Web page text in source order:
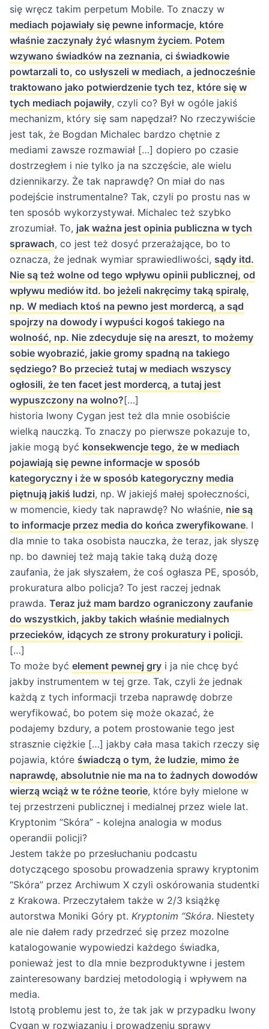
się wręcz takim perpetum Mobile. To znaczy w
mediach pojawiały się pewne informacje, które
właśnie zaczynały żyć własnym życiem. Potem
wzywano świadków na zeznania, ci świadkowie
powtarzali to, co usłyszeli w mediach, a jednocześnie
traktowano jako potwierdzenie tych tez, które się w
tych mediach pojawiły, czyli co? Był w ogóle jakiś
mechanizm, który się sam napędzał? No rzeczywiście
jest tak, że Bogdan Michalec bardzo chętnie z
mediami zawsze rozmawiał […] dopiero po czasie
dostrzegłem i nie tylko ja na szczęście, ale wielu
dziennikarzy. Że tak naprawdę? On miał do nas
podejście instrumentalne? Tak, czyli po prostu nas w
ten sposób wykorzystywał. Michalec też szybko
zrozumiał. To, jak ważna jest opinia publiczna w tych
sprawach, co jest też dosyć przerażające, bo to
oznacza, że jednak wymiar sprawiedliwości, sądy itd.
Nie są też wolne od tego wpływu opinii publicznej, od
wpływu mediów itd. bo jeżeli nakręcimy taką spiralę,
np. W mediach ktoś na pewno jest mordercą, a sąd
spojrzy na dowody i wypuści kogoś takiego na
wolność, np. Nie zdecyduje się na areszt, to możemy
sobie wyobrazić, jakie gromy spadną na takiego
sędziego? Bo przecież tutaj w mediach wszyscy
ogłosili, że ten facet jest mordercą, a tutaj jest
wypuszczony na wolno?[…]
historia Iwony Cygan jest też dla mnie osobiście
wielką nauczką. To znaczy po pierwsze pokazuje to,
jakie mogą być konsekwencje tego, że w mediach
pojawiają się pewne informacje w sposób
kategoryczny i że w sposób kategoryczny media
piętnują jakiś ludzi, np. W jakiejś małej społeczności,
w momencie, kiedy tak naprawdę? No właśnie, nie są
to informacje przez media do końca zweryfikowane. I
dla mnie to taka osobista nauczka, że teraz, jak słyszę
np. bo dawniej też mają takie taką dużą dozę
zaufania, że jak słyszałem, że coś ogłasza PE, sposób,
prokuratura albo policja? To jest raczej jednak
prawda. Teraz już mam bardzo ograniczony zaufanie
do wszystkich, jakby takich właśnie medialnych
przecieków, idących ze strony prokuratury i policji.
[…]
To może być element pewnej gry i ja nie chcę być
jakby instrumentem w tej grze. Tak, czyli że jednak
każdą z tych informacji trzeba naprawdę dobrze
weryfikować, bo potem się może okazać, że
podajemy bzdury, a potem prostowanie tego jest
strasznie ciężkie […] jakby cała masa takich rzeczy się
pojawia, które świadczą o tym, że ludzie, mimo że
naprawdę, absolutnie nie ma na to żadnych dowodów
wierzą wciąż w te różne teorie, które były mielone w
tej przestrzeni publicznej i medialnej przez wiele lat.
Kryptonim “Skóra” - kolejna analogia w modus
operandii policji?
Jestem także po przesłuchaniu podcastu
dotyczącego sposobu prowadzenia sprawy kryptonim
“Skóra” przez Archiwum X czyli oskórowania studentki
z Krakowa. Przeczytałem także w 2/3 książkę
autorstwa Moniki Góry pt. Kryptonim “Skóra. Niestety
ale nie dałem rady przedrzeć się przez mozolne
katalogowanie wypowiedzi każdego świadka,
ponieważ jest to dla mnie bezproduktywne i jestem
zainteresowany bardziej metodologią i wpływem na
media.
Istotą problemu jest to, że tak jak w przypadku Iwony
Cygan w rozwiązaniu i prowadzeniu sprawy